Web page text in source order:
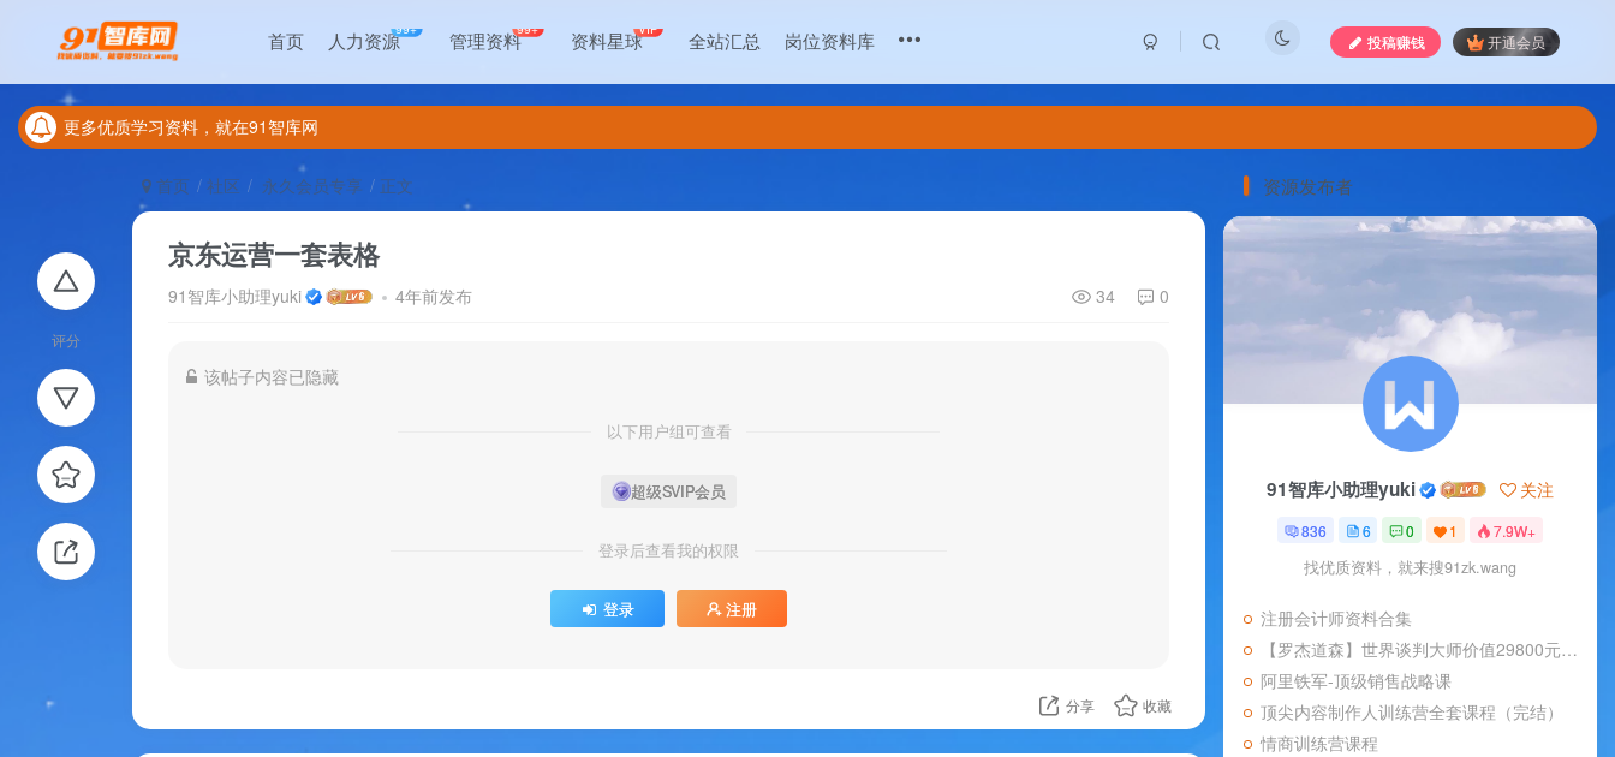
首页 人力资源99+ 管理资料99+ 资料星球VIP 全站汇总 岗位资料库 投稿赚钱 开通会员
更多优质学习资料，就在91智库网
本区域所有资源免费开放给本站用户下载学习
更多优质学习资料，就在91智库网
本区域所有资源免费开放给本站用户下载学习
评分
首页 社区 永久会员专享 正文
京东运营一套表格
91智库小助理yuki 4年前发布 34 0
该帖子内容已隐藏
以下用户组可查看
超级SVIP会员
登录后查看我的权限
登录 注册
分享 收藏
资源发布者
91智库小助理yuki 关注
836 6 0 1 7.9W+
找优质资料，就来搜91zk.wang
注册会计师资料合集
【罗杰道森】世界谈判大师价值29800元的精华课程《优势谈判》
阿里铁军-顶级销售战略课
顶尖内容制作人训练营全套课程（完结）
情商训练营课程